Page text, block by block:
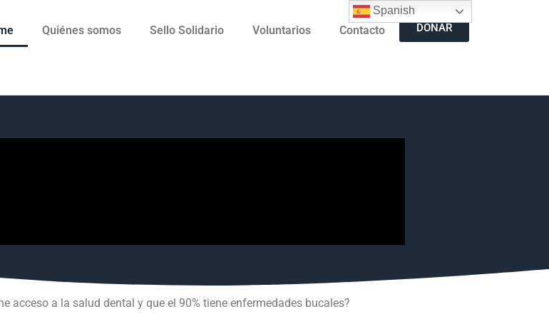
DONAR
Quiénes somos Sello Solidario Voluntarios Contacto
acceso a la salud dental y que el 90% tiene enfermedades bucales?
Spanish